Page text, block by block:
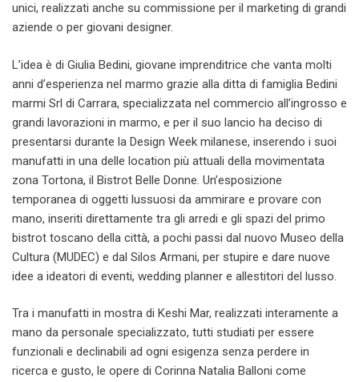
unici, realizzati anche su commissione per il marketing di grandi
aziende o per giovani designer.
L’idea è di Giulia Bedini, giovane imprenditrice che vanta molti
anni d’esperienza nel marmo grazie alla ditta di famiglia Bedini
marmi Srl di Carrara, specializzata nel commercio all’ingrosso e
grandi lavorazioni in marmo, e per il suo lancio ha deciso di
presentarsi durante la Design Week milanese, inserendo i suoi
manufatti in una delle location più attuali della movimentata
zona Tortona, il Bistrot Belle Donne. Un’esposizione
temporanea di oggetti lussuosi da ammirare e provare con
mano, inseriti direttamente tra gli arredi e gli spazi del primo
bistrot toscano della città, a pochi passi dal nuovo Museo della
Cultura (MUDEC) e dal Silos Armani, per stupire e dare nuove
idee a ideatori di eventi, wedding planner e allestitori del lusso.
Tra i manufatti in mostra di Keshi Mar, realizzati interamente a
mano da personale specializzato, tutti studiati per essere
funzionali e declinabili ad ogni esigenza senza perdere in
ricerca e gusto, le opere di Corinna Natalia Balloni come